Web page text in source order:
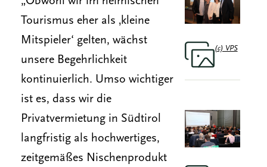
Tourismus eher als ‚kleine
Mitspieler‘ gelten, wächst
unsere Begehrlichkeit
kontinuierlich. Umso wichtiger
ist es, dass wir die
Privatvermietung in Südtirol
langfristig als hochwertiges,
zeitgemäßes Nischenprodukt
(c) VPS